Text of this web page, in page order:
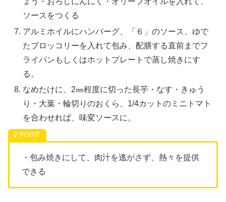
ソースをつくる
アルミホイルにハンバーグ、「６」のソース、ゆで
たブロッコリーを入れて包み、配膳する直前までフ
ライパンもしくはホットプレートで蒸し焼きにす
る。
なめたけに、2㎜程度に切った長芋・なす・きゅう
り・大葉・輪切りのおくら、1/4カットのミニトマト
を合わせれば、味変ソースに。
・包み焼きにして、肉汁を逃がさず、熱々を提供
できる